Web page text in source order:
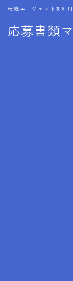
応募書類
転職エージェントを利
MENU